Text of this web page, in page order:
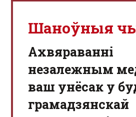
Шаноўныя
Aхвяраванні
незалежным
ваш унёсак у
грамадзянскай